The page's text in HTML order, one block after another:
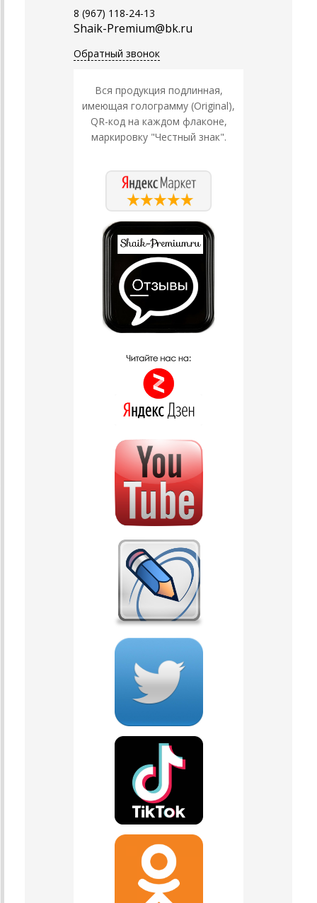
8 (967) 118-24-13
Shaik-Premium@bk.ru
Обратный звонок
Вся продукция подлинная,
имеющая голограмму (Original),
QR-код на каждом флаконе,
маркировку "Честный знак".